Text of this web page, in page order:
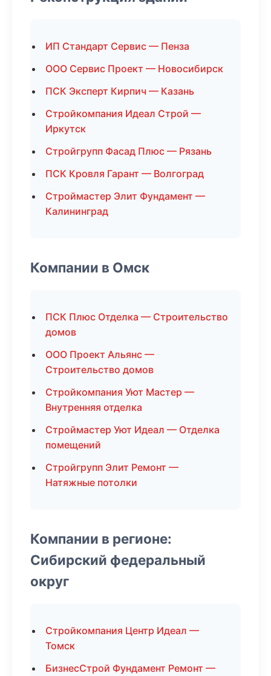
ИП Стандарт Сервис — Пенза
ООО Сервис Проект — Новосибирск
ПСК Эксперт Кирпич — Казань
Стройкомпания Идеал Строй —
Иркутск
Стройгрупп Фасад Плюс — Рязань
ПСК Кровля Гарант — Волгоград
Строймастер Элит Фундамент —
Калининград
Компании в Омск
ПСК Плюс Отделка — Строительство
домов
ООО Проект Альянс —
Строительство домов
Стройкомпания Уют Мастер —
Внутренняя отделка
Строймастер Уют Идеал — Отделка
помещений
Стройгрупп Элит Ремонт —
Натяжные потолки
Компании в регионе:
Сибирский федеральный
округ
Стройкомпания Центр Идеал —
Томск
БизнесСтрой Фундамент Ремонт —